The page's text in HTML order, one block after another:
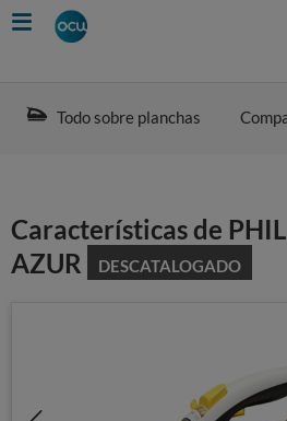
Skip
to
Todo sobre planchas
Características de
AZUR
DESCATALOGADO